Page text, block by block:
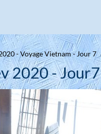
- Voyage Vietnam - Jour 7
2020 - Jour7